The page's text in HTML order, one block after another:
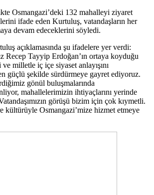
Osmangazi’deki 132 mahalleyi ziyaret
ifade eden Kurtuluş, vatandaşların her
devam edeceklerini söyledi.
açıklamasında şu ifadelere yer verdi:
Recep Tayyip Erdoğan’ın ortaya koyduğu
milletle iç içe siyaset anlayışını
güçlü şekilde sürdürmeye gayret ediyoruz.
gönül buluşmalarında
mahallelerimizin ihtiyaçlarını yerinde
görüşü bizim için çok kıymetli.
kültürüyle Osmangazi’mize hizmet etmeye